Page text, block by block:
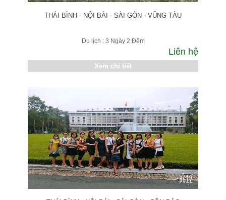
THÁI BÌNH - NỘI BÀI - SÀI GÒN - VŨNG TÀU
Du lịch : 3 Ngày 2 Đêm
Liên hệ
Xem chi tiết